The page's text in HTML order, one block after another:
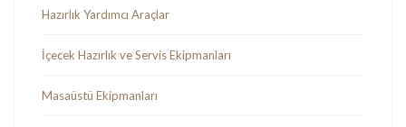
Hazırlık Yardımcı Araçlar
İçecek Hazırlık ve Servis Ekipmanları
Masaüstü Ekipmanları